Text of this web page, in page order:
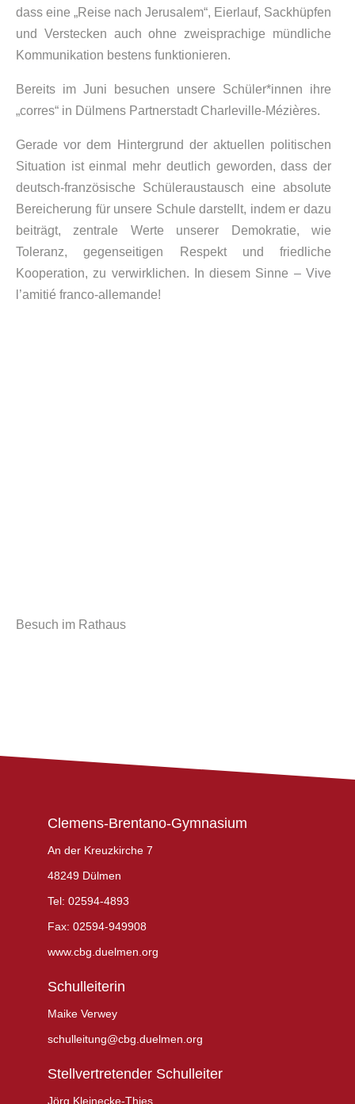
dass eine „Reise nach Jerusalem“, Eierlauf, Sackhüpfen
und Verstecken auch ohne zweisprachige mündliche
Kommunikation bestens funktionieren.
Bereits im Juni besuchen unsere Schüler*innen ihre
„corres“ in Dülmens Partnerstadt Charleville-Mézières.
Gerade vor dem Hintergrund der aktuellen politischen
Situation ist einmal mehr deutlich geworden, dass der
deutsch-französische Schüleraustausch eine absolute
Bereicherung für unsere Schule darstellt, indem er dazu
beiträgt, zentrale Werte unserer Demokratie, wie
Toleranz, gegenseitigen Respekt und friedliche
Kooperation, zu verwirklichen. In diesem Sinne – Vive
l’amitié franco-allemande!
Besuch im Rathaus
Clemens-Brentano-Gymnasium
An der Kreuzkirche 7
48249 Dülmen
Tel: 02594-4893
Fax: 02594-949908
www.cbg.duelmen.org
Schulleiterin
Maike Verwey
schulleitung@cbg.duelmen.org
Stellvertretender Schulleiter
Jörg Kleinecke-Thies